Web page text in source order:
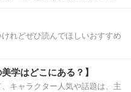
れどぜひ読んでほしいおすすめ
学はどこにある？】
キャラクター人気や話題は、主